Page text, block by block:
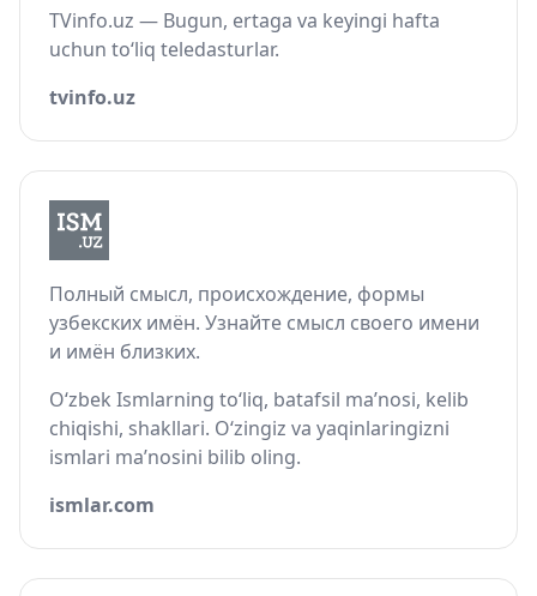
TVinfo.uz — Bugun, ertaga va keyingi hafta
uchun to‘liq teledasturlar.
tvinfo.uz
Полный смысл, происхождение, формы
узбекских имён. Узнайте смысл своего имени
и имён близких.
O‘zbek Ismlarning to‘liq, batafsil ma’nosi, kelib
chiqishi, shakllari. O‘zingiz va yaqinlaringizni
ismlari ma’nosini bilib oling.
ismlar.com